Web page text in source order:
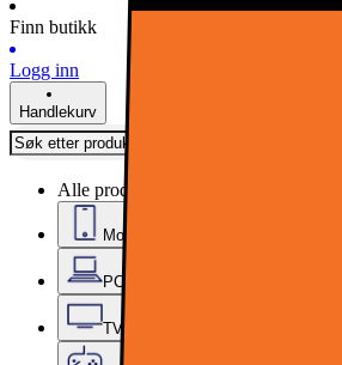
Finn butikk
Logg inn
Handlekurv
Alle produkter
Mobil, nettbrett og smartklokker
PC, datautstyr og kontor
TV, lyd og smarte hjem